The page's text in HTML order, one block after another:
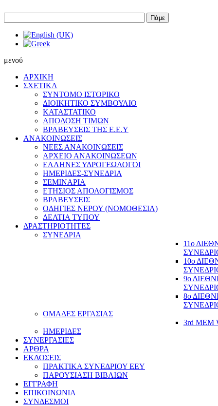
Πάμε
μενού
ΑΡΧΙΚΗ
ΣΧΕΤΙΚΑ
ΣΥΝΤΟΜΟ ΙΣΤΟΡΙΚΟ
ΔΙΟΙΚΗΤΙΚΟ ΣΥΜΒΟΥΛΙΟ
ΚΑΤΑΣΤΑΤΙΚΟ
ΑΠΟΔΟΣΗ ΤΙΜΩΝ
ΒΡΑΒΕΥΣΕΙΣ ΤΗΣ Ε.Ε.Υ
ΑΝΑΚΟΙΝΩΣΕΙΣ
ΝΕΕΣ ΑΝΑΚΟΙΝΩΣΕΙΣ
ΑΡΧΕΙΟ ΑΝΑΚΟΙΝΩΣΕΩΝ
ΕΛΛΗΝΕΣ ΥΔΡΟΓΕΩΛΟΓΟΙ
ΗΜΕΡΙΔΕΣ-ΣΥΝΕΔΡΙΑ
ΣΕΜΙΝΑΡΙΑ
ΕΤΗΣΙΟΣ ΑΠΟΛΟΓΙΣΜΟΣ
ΒΡΑΒΕΥΣΕΙΣ
ΟΔΗΓΙΕΣ ΝΕΡΟΥ (ΝΟΜΟΘΕΣΙΑ)
ΔΕΛΤΙΑ ΤΥΠΟΥ
ΔΡΑΣΤΗΡΙΟΤΗΤΕΣ
ΣΥΝΕΔΡΙΑ
11ο
10ο
9ο
8ο
ΟΜΑΔΕΣ ΕΡΓΑΣΙΑΣ
3rd MEM
ΗΜΕΡΙΔΕΣ
ΣΥΝΕΡΓΑΣΙΕΣ
ΑΡΘΡΑ
ΕΚΔΟΣΕΙΣ
ΠΡΑΚΤΙΚΑ ΣΥΝΕΔΡΙΟΥ ΕΕΥ
ΠΑΡΟΥΣΙΑΣΗ ΒΙΒΛΙΩΝ
ΕΓΓΡΑΦΗ
ΕΠΙΚΟΙΝΩΝΙΑ
ΣΥΝΔΕΣΜΟΙ